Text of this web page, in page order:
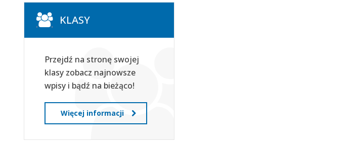
KLASY
Przejdź na stronę swojej
klasy zobacz najnowsze
wpisy i bądź na bieżąco!
Więcej informacji